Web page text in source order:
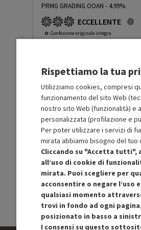
Peso netto del prodotto (kg)
Paese
CONTATTO LEGALE DEL
Nome legale
Persona responsabile
Email
PRMG GRADING OOAN - 4.99%
ECCELLENTE
O: Confezione originale integra
O: Accessori principali presenti
Prodotto Nuovo 50.49 -
Ricondizionato Prezzo
47.97a-
In Promozione 23.98
Aggiungi al
SCONTO
Approfitta dello sconto del 50%
ricondizionato.
Rispettiamo la tua
Utilizziamo cookies, compresi
funzionamento del sito Web
nostro sito Web (funzionalità) e
personalizzata (profilazione e
Per poter utilizzare i servizi di
mirata abbiamo bisogno del tuo
Cliccando su "Accetta tutti",
all’uso di cookie di
mirata. Puoi scegliere per
acconsentire o negare l’uso
qualsiasi momento
trovi in fondo ad ogni
posizionato in basso a
I consensi su questo